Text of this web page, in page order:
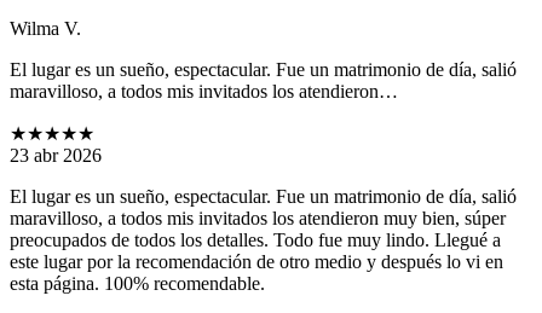
Wilma V.
El lugar es un sueño, espectacular. Fue un matrimonio de día, salió
maravilloso, a todos mis invitados los atendieron…
★★★★★
23 abr 2026
El lugar es un sueño, espectacular. Fue un matrimonio de día, salió
maravilloso, a todos mis invitados los atendieron muy bien, súper
preocupados de todos los detalles. Todo fue muy lindo. Llegué a
este lugar por la recomendación de otro medio y después lo vi en
esta página. 100% recomendable.